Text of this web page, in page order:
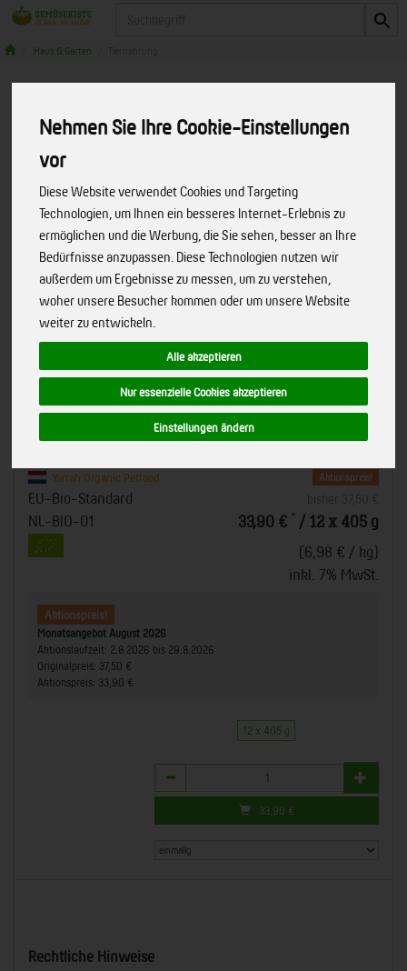
Nehmen Sie Ihre Cookie-Einstellungen
vor
Diese Website verwendet Cookies und Targeting
Technologien, um Ihnen ein besseres Internet-Erlebnis zu
ermöglichen und die Werbung, die Sie sehen, besser an Ihre
Bedürfnisse anzupassen. Diese Technologien nutzen wir
außerdem um Ergebnisse zu messen, um zu verstehen,
woher unsere Besucher kommen oder um unsere Website
weiter zu entwickeln.
Alle akzeptieren
Nur essenzielle Cookies akzeptieren
Einstellungen ändern
Haus & Garten
Hundefutter Chunks mit Huhn, 12 x
405 g
Saftige Bröckchen in schmackhafter Soße
Art.-Nr.
Yarrah Organic Petfood
EU-Bio-Standard
NL-BIO-01
Aktionspreis!
33,90 € * / 12 x 405 g
(6,98 € / kg)
inkl. 7% MwSt.
Aktionspreis!
Monatsangebot August 2026
Aktionslaufzeit: 2.8.2026 bis 29.8.2026
Originalpreis: 37,50 €
Aktionspreis: 33,90 €
12 x 405 g
Anzahl
33,90 €
Rechtliche Hinweise